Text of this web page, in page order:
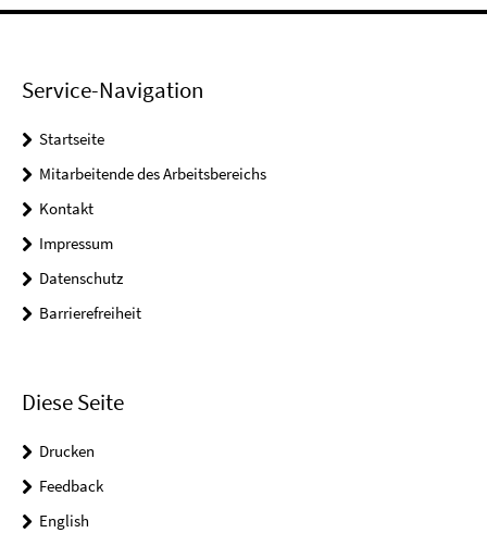
Service-Navigation
Startseite
Mitarbeitende des Arbeitsbereichs
Kontakt
Impressum
Datenschutz
Barrierefreiheit
Diese Seite
Drucken
Feedback
English